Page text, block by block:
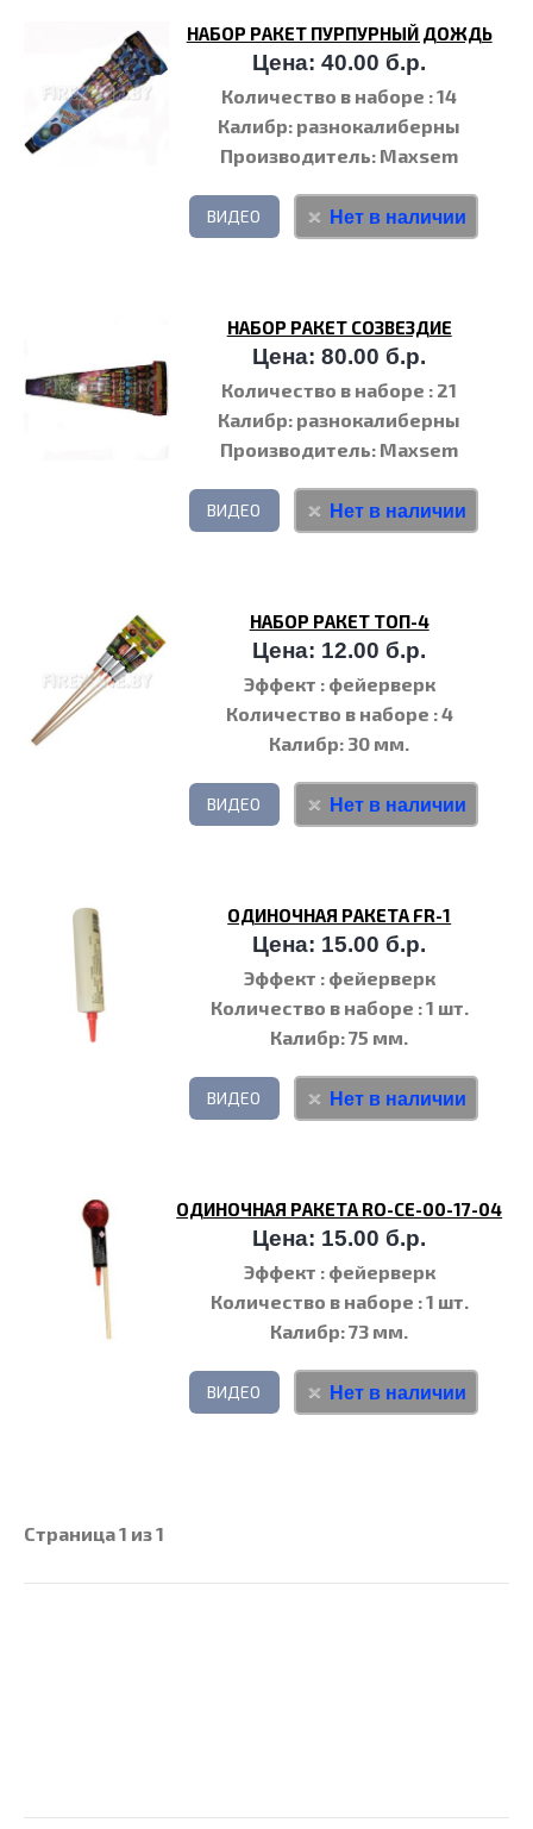
НАБОР РАКЕТ ПУРПУРНЫЙ ДОЖДЬ
Цена: 40.00 б.р.
Количество в наборе : 14
Калибр: разнокалиберны
Производитель: Maxsem
ВИДЕО Нет в наличии
НАБОР РАКЕТ СОЗВЕЗДИЕ
Цена: 80.00 б.р.
Количество в наборе : 21
Калибр: разнокалиберны
Производитель: Maxsem
ВИДЕО Нет в наличии
НАБОР РАКЕТ ТОП-4
Цена: 12.00 б.р.
Эффект : фейерверк
Количество в наборе : 4
Калибр: 30 мм.
ВИДЕО Нет в наличии
ОДИНОЧНАЯ РАКЕТА FR-1
Цена: 15.00 б.р.
Эффект : фейерверк
Количество в наборе : 1 шт.
Калибр: 75 мм.
ВИДЕО Нет в наличии
ОДИНОЧНАЯ РАКЕТА RO-CE-00-17-04
Цена: 15.00 б.р.
Эффект : фейерверк
Количество в наборе : 1 шт.
Калибр: 73 мм.
ВИДЕО Нет в наличии
Страница 1 из 1